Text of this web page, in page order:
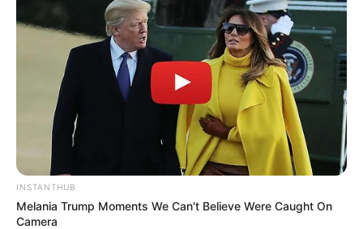
1. Potretnya bersama dua orang kakak perempuannya
INSTANTHUB
Melania Trump Moments We Can't Believe Were Caught On
Camera